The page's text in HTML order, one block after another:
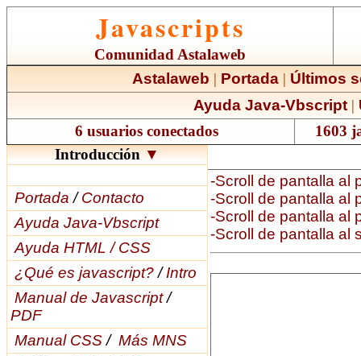
Javascripts
Comunidad Astalaweb
Astalaweb | Portada | Últimos
Ayuda Java-Vbscript |
6 usuarios conectados
1603
Introducción▼
Portada /Contacto
Ayuda Java-Vbscript
Ayuda HTML / CSS
¿Qué es javascript?/Intro
Manual de Javascript/
PDF
Manual CSS/ Más MNS
-Scroll de pantalla al
-Scroll de pantalla al
-Scroll de pantalla al
-Scroll de pantalla al